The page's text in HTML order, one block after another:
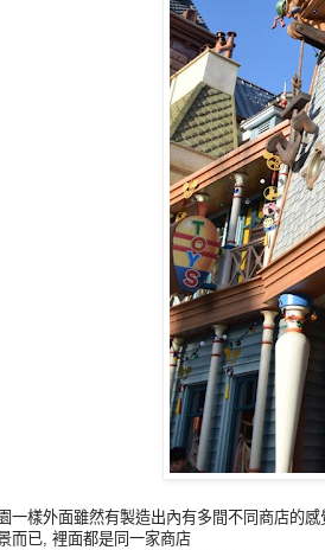
一樣外面雖然有製造出內有多間不同商店的感
而已, 裡面都是同一家商店